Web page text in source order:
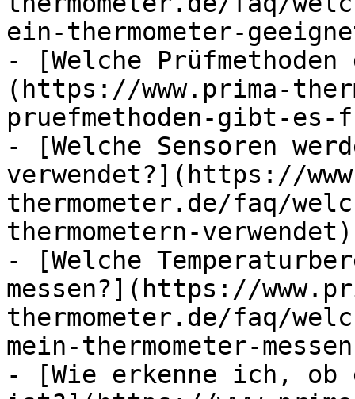
ein-thermometer-
- [Welche
(https://www.prima-
pruefmethoden-gibt-es-
- [Welche Sensoren
verwendet?](https://
thermometer.de/faq/
thermometern-verwendet)
- [Welche
messen?](https://
thermometer.de/faq/
mein-thermometer-
- [Wie erkenne ich, ob